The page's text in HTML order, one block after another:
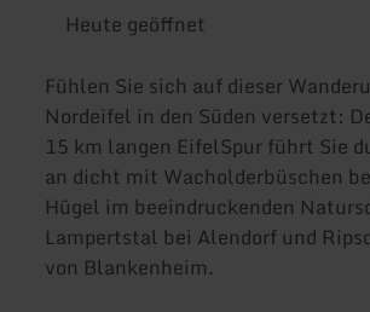
Heute geöffnet
Fühlen Sie sich auf dieser
Nordeifel in den Süden versetzt:
15 km langen EifelSpur führt Sie
an dicht mit Wacholderbüschen
Hügel im beeindruckenden
Lampertstal bei Alendorf und
von Blankenheim.